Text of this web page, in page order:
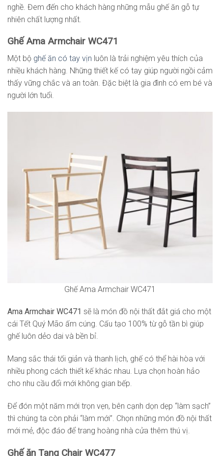
nghề. Đem đến cho khách hàng những mẫu ghế ăn gỗ tự
nhiên chất lượng nhất.
Ghế Ama Armchair WC471
Một bộ ghế ăn có tay vịn luôn là trải nghiệm yêu thích của
nhiều khách hàng. Những thiết kế có tay giúp người ngồi cảm
thấy vững chắc và an toàn. Đặc biệt là gia đình có em bé và
người lớn tuổi.
Ghế Ama Armchair WC471
Ama Armchair WC471 sẽ là món đồ nội thất đắt giá cho một
cái Tết Quý Mão ấm cúng. Cấu tạo 100% từ gỗ tần bì giúp
ghế luôn dẻo dai và bền bỉ.
Mang sắc thái tối giản và thanh lịch, ghế có thể hài hòa với
nhiều phong cách thiết kế khác nhau. Lựa chọn hoàn hảo
cho nhu cầu đổi mới không gian bếp.
Để đón một năm mới trọn vẹn, bên cạnh dọn dẹp “làm sạch”
thì chúng ta còn phải “làm mới”. Chọn những món đồ nội thất
mới mẻ, độc đáo để trang hoàng nhà cửa thêm thú vị.
Ghế ăn Tang Chair WC477